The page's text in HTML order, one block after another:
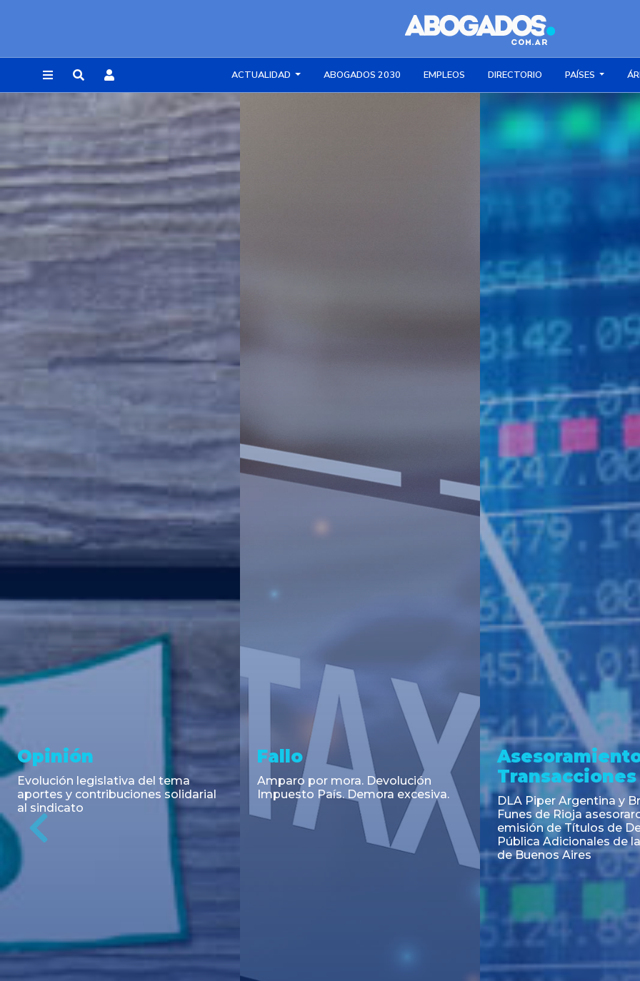
ACTUALIDAD ABOGADOS 2030 EMPLEOS DIRECTORIO PAÍSES
REGISTRARSE
Asesoramiento y
Transacciones
Co-Emisión de Obligaciones
Negociables por US$400.000.000
de Petroquímica Comodoro
Rivadavia S.A. y Luz de Tres Picos
Noticia
Cambios en el Código Alimentario
Argentino: simplifican trámites
para la importación de aditivos,
coadyuvantes e ingredientes
alimentarios y unifican autoridad
Noticia
CNV: Criterio
colocaciones primarias
Previous